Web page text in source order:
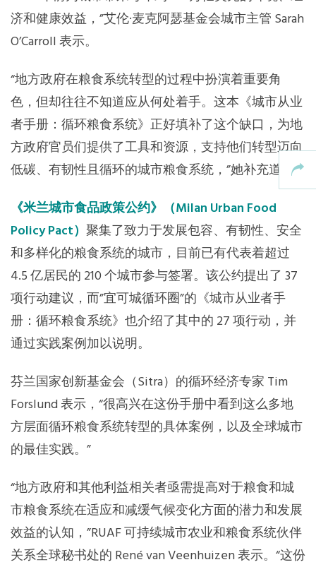
济和健康效益，”艾伦·麦克阿瑟基金会城市主管 Sarah
O’Carroll 表示。
“地方政府在粮食系统转型的过程中扮演着重要角
色，但却往往不知道应从何处着手。这本《城市从业
者手册：循环粮食系统》正好填补了这个缺口，为地
方政府官员们提供了工具和资源，支持他们转型迈向
低碳、有韧性且循环的城市粮食系统，”她补充道。
《米兰城市食品政策公约》（Milan Urban Food
Policy Pact） 聚集了致力于发展包容、有韧性、安全
和多样化的粮食系统的城市，目前已有代表着超过
4.5 亿居民的 210 个城市参与签署。该公约提出了 37
项行动建议，而”宜可城循环圈”的《城市从业者手
册：循环粮食系统》也介绍了其中的 27 项行动，并
通过实践案例加以说明。
芬兰国家创新基金会（Sitra）的循环经济专家 Tim
Forslund 表示，“很高兴在这份手册中看到这么多地
方层面循环粮食系统转型的具体案例，以及全球城市
的最佳实践。”
“地方政府和其他利益相关者亟需提高对于粮食和城
市粮食系统在适应和减缓气候变化方面的潜力和发展
效益的认知，”RUAF 可持续城市农业和粮食系统伙伴
关系全球秘书处的 René van Veenhuizen 表示。“这份